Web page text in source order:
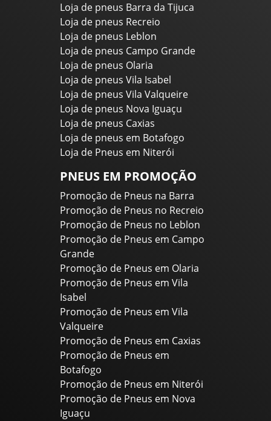
Loja de pneus Barra da Tijuca
Loja de pneus Recreio
Loja de pneus Leblon
Loja de pneus Campo Grande
Loja de pneus Olaria
Loja de pneus Vila Isabel
Loja de pneus Vila Valqueire
Loja de pneus Nova Iguaçu
Loja de pneus Caxias
Loja de pneus em Botafogo
Loja de Pneus em Niterói
PNEUS EM PROMOÇÃO
Promoção de Pneus na Barra
Promoção de Pneus no Recreio
Promoção de Pneus no Leblon
Promoção de Pneus em Campo
Grande
Promoção de Pneus em Olaria
Promoção de Pneus em Vila
Isabel
Promoção de Pneus em Vila
Valqueire
Promoção de Pneus em Caxias
Promoção de Pneus em
Botafogo
Promoção de Pneus em Niterói
Promoção de Pneus em Nova
Iguaçu